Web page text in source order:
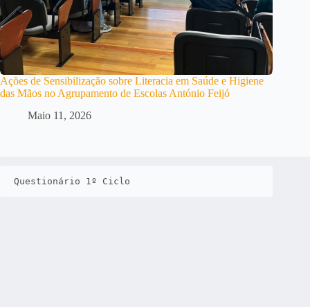
Ações de Sensibilização sobre Literacia em Saúde e Higiene
das Mãos no Agrupamento de Escolas António Feijó
Maio 11, 2026
Questionário 1º Ciclo